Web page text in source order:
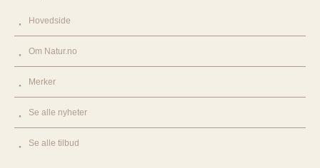
Hovedside
Om Natur.no
Merker
Se alle nyheter
Se alle tilbud